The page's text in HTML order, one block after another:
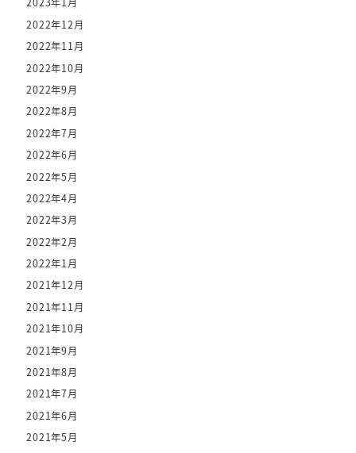
2022年12月
2022年11月
2022年10月
2022年9月
2022年8月
2022年7月
2022年6月
2022年5月
2022年4月
2022年3月
2022年2月
2022年1月
2021年12月
2021年11月
2021年10月
2021年9月
2021年8月
2021年7月
2021年6月
2021年5月